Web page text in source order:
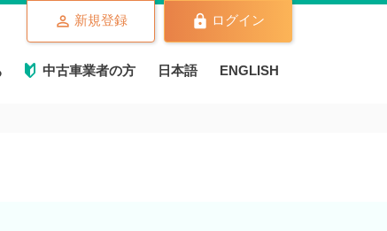
中古車業者の方 日本語 ENGLISH
新規登録 ログイン